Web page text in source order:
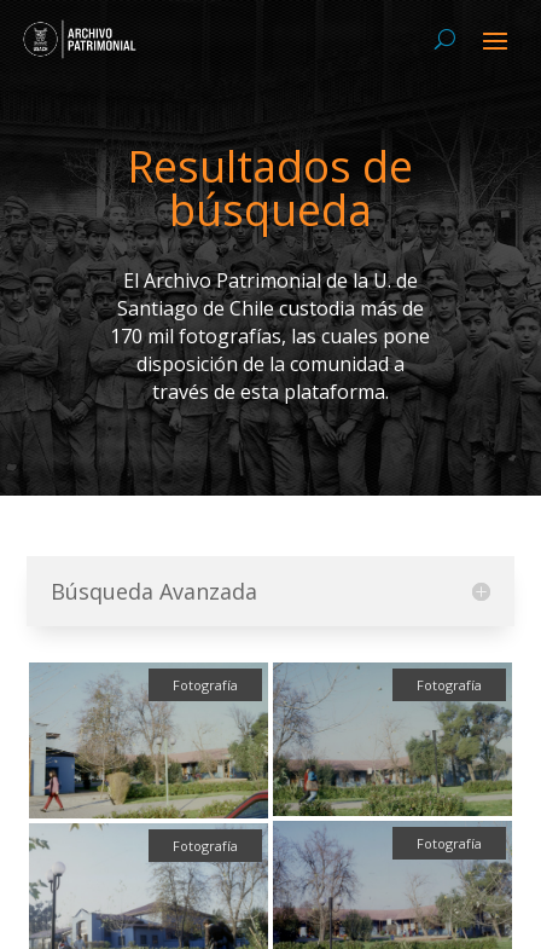
Resultados de
búsqueda
El Archivo Patrimonial de la U. de
Santiago de Chile custodia más de
170 mil fotografías, las cuales pone
disposición de la comunidad a
través de esta plataforma.
Búsqueda Avanzada
Fotografía Fotografía
Fotografía
Fotografía